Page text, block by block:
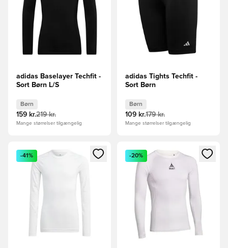
adidas Baselayer Techfit -
Sort Børn L/S
Børn
159 kr.219 kr.
Mange størrelser tilgængelig
adidas Tights Techfit -
Sort Børn
Børn
109 kr.179 kr.
Mange størrelser tilgængelig
Åbner en Modal til at logge ind eller tilmelde dig som
-41%
Åbner en Modal til at logge
-20%